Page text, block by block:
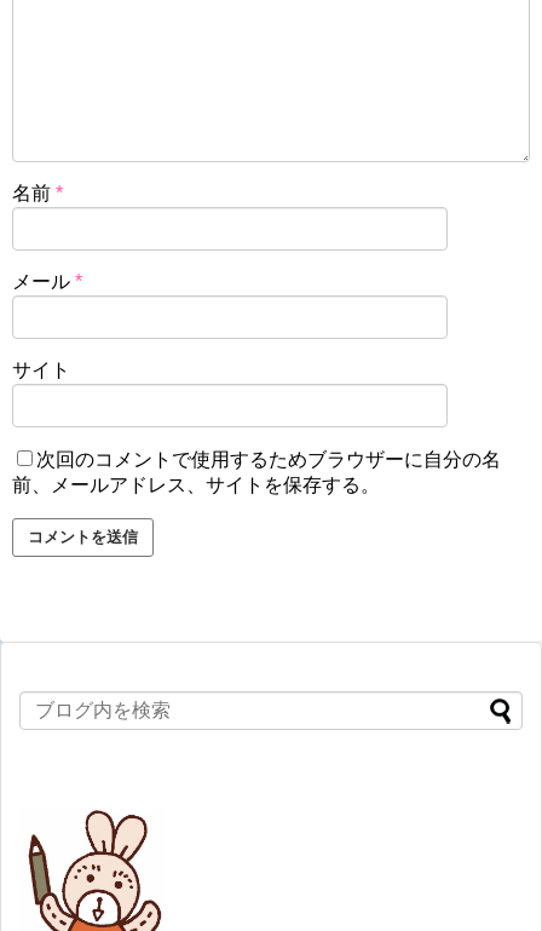
名前 *
メール *
サイト
次回のコメントで使用するためブラウザーに自分の名
前、メールアドレス、サイトを保存する。